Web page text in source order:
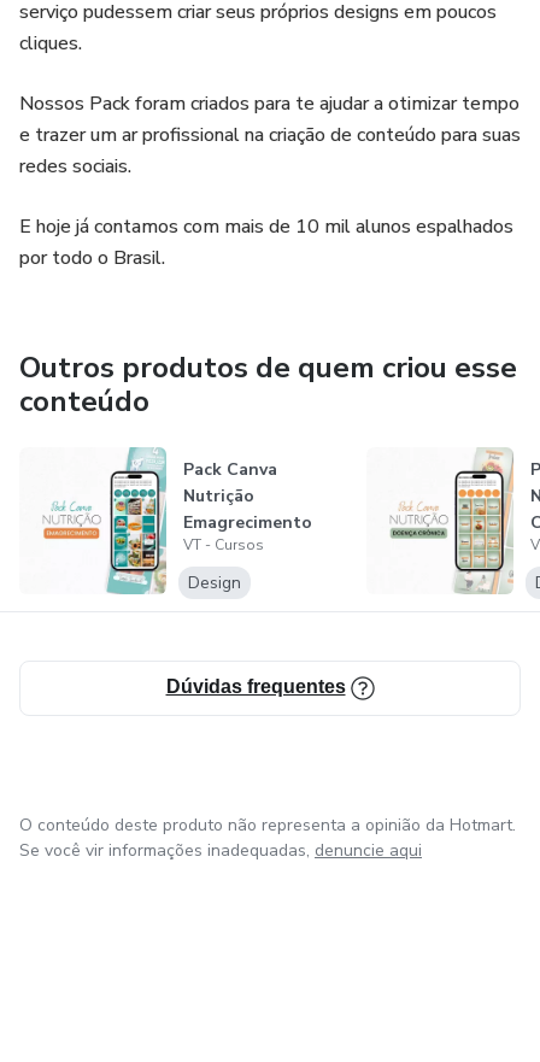
serviço pudessem criar seus próprios designs em poucos
cliques.
Nossos Pack foram criados para te ajudar a otimizar tempo
e trazer um ar profissional na criação de conteúdo para suas
redes sociais.
E hoje já contamos com mais de 10 mil alunos espalhados
por todo o Brasil.
Outros produtos de quem criou esse
conteúdo
Pack Canva
Nutrição
Emagrecimento
VT - Cursos
Design
Dúvidas frequentes
O conteúdo deste produto não representa a opinião da Hotmart.
Se você vir informações inadequadas, denuncie aqui